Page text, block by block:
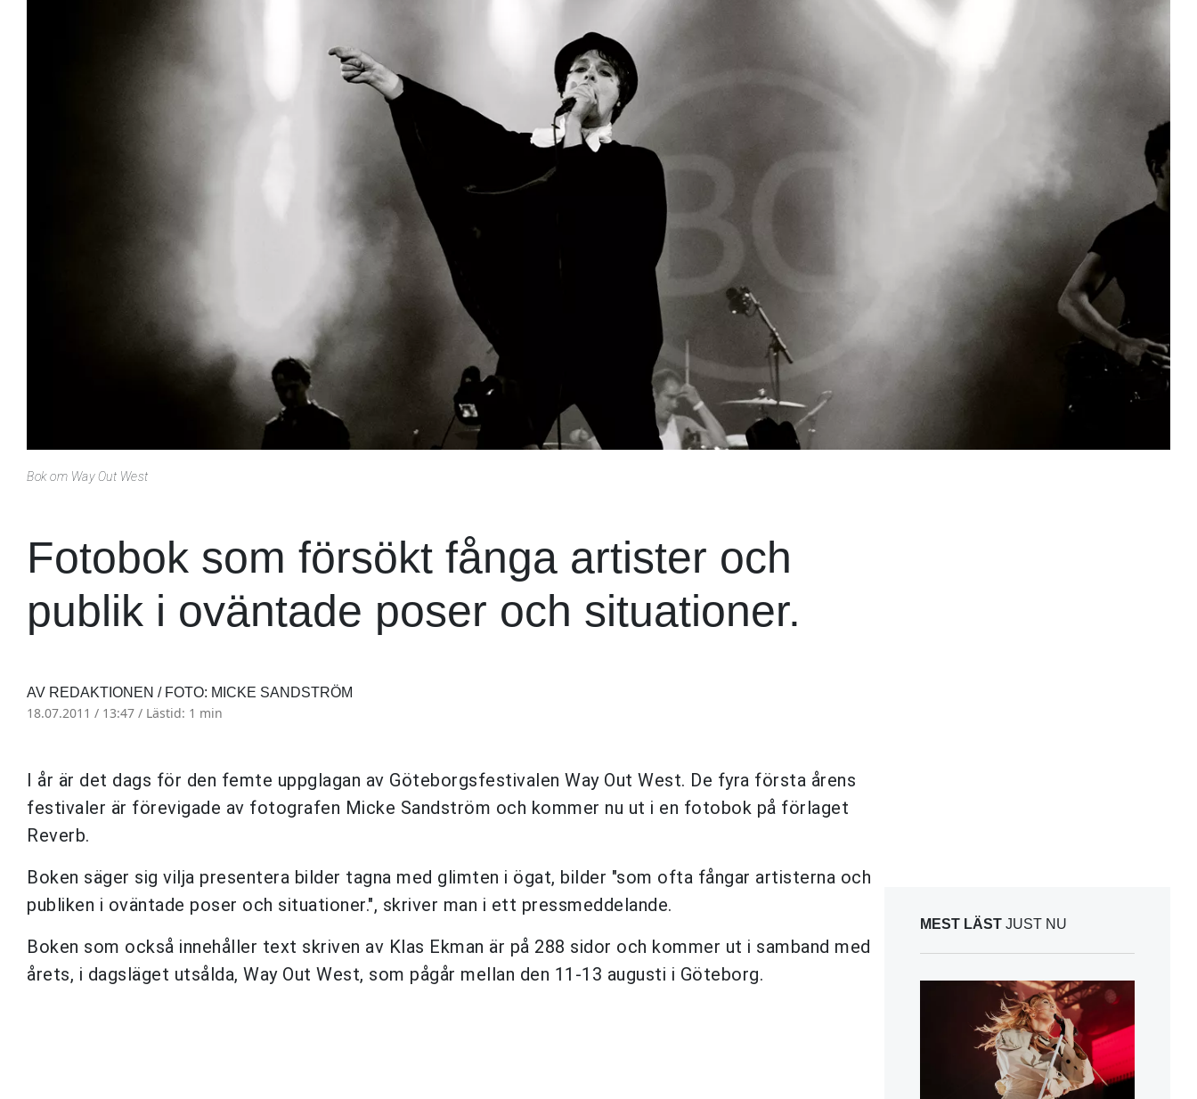
Bok om Way Out West
Fotobok som försökt fånga artister och
publik i oväntade poser och situationer.
AV REDAKTIONEN / FOTO: MICKE SANDSTRÖM
18.07.2011 / 13:47 / Lästid: 1 min
I år är det dags för den femte uppglagan av Göteborgsfestivalen Way Out West. De fyra första årens
festivaler är förevigade av fotografen Micke Sandström och kommer nu ut i en fotobok på förlaget
Reverb.
Boken säger sig vilja presentera bilder tagna med glimten i ögat, bilder "som ofta fångar artisterna och
publiken i oväntade poser och situationer.", skriver man i ett pressmeddelande.
Boken som också innehåller text skriven av Klas Ekman är på 288 sidor och kommer ut i samband med
årets, i dagsläget utsålda, Way Out West, som pågår mellan den 11-13 augusti i Göteborg.
MEST LÄST JUST NU